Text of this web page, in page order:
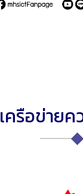
เครือข่าย